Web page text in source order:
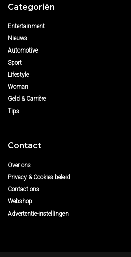
Categoriën
Entertainment
Nieuws
Automotive
Sport
Lifestyle
Woman
Geld & Carrière
Tips
Contact
Over ons
Privacy & Cookies beleid
Contact ons
Webshop
Advertentie-instellingen